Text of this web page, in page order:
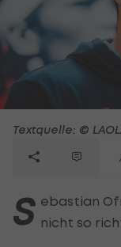
Textquelle: ©
S ebastian
nicht so